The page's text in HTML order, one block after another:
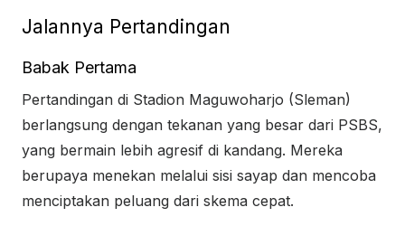
Jalannya Pertandingan
Babak Pertama
Pertandingan di Stadion Maguwoharjo (Sleman)
berlangsung dengan tekanan yang besar dari PSBS,
yang bermain lebih agresif di kandang. Mereka
berupaya menekan melalui sisi sayap dan mencoba
menciptakan peluang dari skema cepat.